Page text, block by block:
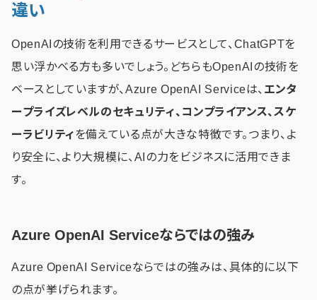
違い
OpenAIの技術を利用できるサービスとして、ChatGPTを
思い浮かべる方も多いでしょう。どちらもOpenAIの技術を
ベースとしていますが、Azure OpenAI Serviceは、 エンタ
ープライズレベルのセキュリティ、コンプライアンス、スケ
ーラビリティを備えている点が大きな特徴です。つまり、よ
り安全に、より大規模に、AIの力をビジネスに活用できま
す。
Azure OpenAI Serviceならではの強み
Azure OpenAI Serviceならではの強みは、具体的に以下
の点が挙げられます。